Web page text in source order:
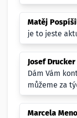
Matěj
je to jeste
Josef Drucker
Dám Vám
můžeme za
Marcela